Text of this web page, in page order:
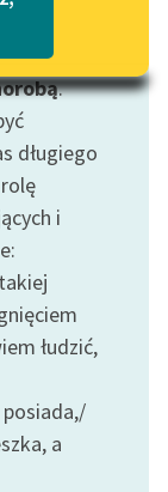
się z
.
długiego
i
łudzić,
a